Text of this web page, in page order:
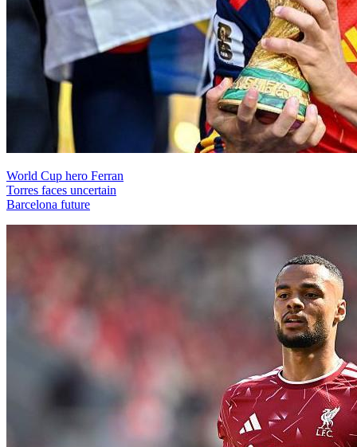
World Cup hero Ferran
Torres faces uncertain
Barcelona future